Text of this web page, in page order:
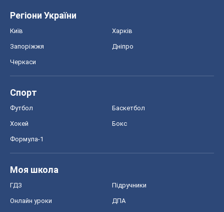
Регіони України
Київ Харків
Запоріжжя Дніпро
Черкаси
Спорт
Футбол Баскетбол
Хокей Бокс
Формула-1
Моя школа
ГДЗ Підручники
Онлайн уроки ДПА